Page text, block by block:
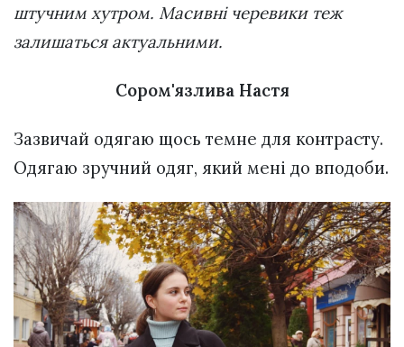
штучним хутром. Масивні черевики теж
залишаться актуальними.
Сором'язлива Настя
Зазвичай одягаю щось темне для контрасту.
Одягаю зручний одяг, який мені до вподоби.